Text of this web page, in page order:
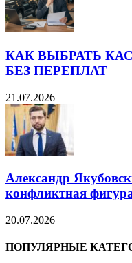
КАК ВЫБРАТЬ
БЕЗ ПЕРЕПЛАТ
21.07.2026
Александр
конфликтная
20.07.2026
ПОПУЛЯРНЫЕ